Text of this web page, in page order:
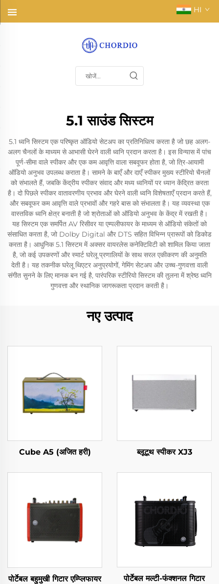
HI
5.1 साउंड सिस्टम
5.1 ध्वनि सिस्टम एक परिष्कृत ऑडियो सेटअप का प्रतिनिधित्व करता है जो छह अलग-
अलग चैनलों के माध्यम से आभासी घेरने वाली ध्वनि प्रदान करता है। इस विन्यास में पांच
पूर्ण-सीमा वाले स्पीकर और एक कम आवृत्ति वाला सबवूफर होता है, जो त्रि-आयामी
ऑडियो अनुभव उपलब्ध कराता है। सामने के बाएँ और दाएँ स्पीकर मुख्य स्टीरियो चैनलों
को संभालते हैं, जबकि केंद्रीय स्पीकर संवाद और मध्य ध्वनियों पर ध्यान केंद्रित करता
है। दो पिछले स्पीकर वातावरणीय प्रभाव और घेरने वाली ध्वनि विशेषताएँ प्रदान करते हैं,
और सबवूफर कम आवृत्ति वाले प्रभावों और गहरे बास को संभालता है। यह व्यवस्था एक
वास्तविक ध्वनि क्षेत्र बनाती है जो श्रोताओं को ऑडियो अनुभव के केंद्र में रखती है।
यह सिस्टम एक समर्पित AV रिसीवर या एम्पलीफायर के माध्यम से ऑडियो संकेतों को
संसाधित करता है, जो Dolby Digital और DTS सहित विभिन्न प्रारूपों को डिकोड
करता है। आधुनिक 5.1 सिस्टम में अक्सर वायरलेस कनेक्टिविटी को शामिल किया जाता
है, जो कई उपकरणों और स्मार्ट घरेलू प्रणालियों के साथ सरल एकीकरण की अनुमति
देती है। यह तकनीक घरेलू थिएटर अनुप्रयोगों, गेमिंग सेटअप और उच्च-गुणवत्ता वाली
संगीत सुनने के लिए मानक बन गई है, पारंपरिक स्टीरियो सिस्टम की तुलना में श्रेष्ठ ध्वनि
गुणवत्ता और स्थानिक जागरूकता प्रदान करती है।
नए उत्पाद
Cube A5 (अजित हरी) ब्लूटूथ स्पीकर XJ3
पोर्टेबल बहुमुखी गिटार एम्प्लिफायर
पोर्टेबल मल्टी-फंक्शनल गिटार